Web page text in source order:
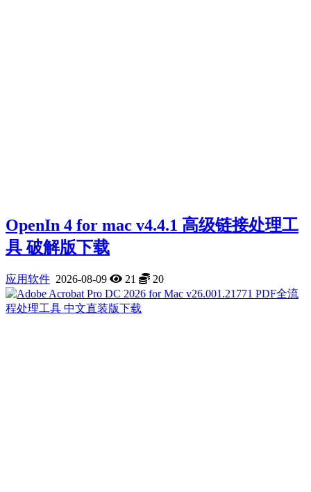
OpenIn 4 for mac v4.4.1 高级链接处理工
具 破解版下载
应用软件 2026-08-09 21 20